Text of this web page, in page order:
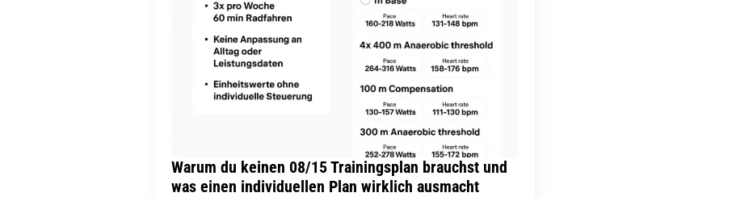
Warum du keinen 08/15 Trainingsplan brauchst und
was einen individuellen Plan wirklich ausmacht